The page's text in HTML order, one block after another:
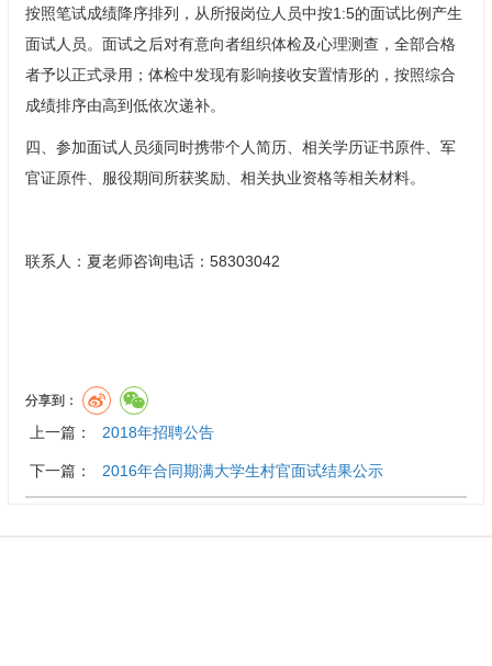
按照笔试成绩降序排列，从所报岗位人员中按1:5的面试比例产生
面试人员。面试之后对有意向者组织体检及心理测查，全部合格
者予以正式录用；体检中发现有影响接收安置情形的，按照综合
成绩排序由高到低依次递补。
四、参加面试人员须同时携带个人简历、相关学历证书原件、军
官证原件、服役期间所获奖励、相关执业资格等相关材料。
联系人：夏老师咨询电话：58303042
分享到：
上一篇： 2018年招聘公告
下一篇： 2016年合同期满大学生村官面试结果公示